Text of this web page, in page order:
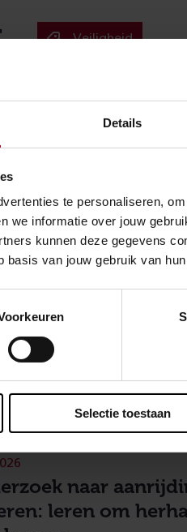
Details
te personaliseren,
we informatie over jouw
kunnen deze gegevens
basis van jouw gebruik van
Selectie toestaan
Veiligheid
Meer
naar
leren om